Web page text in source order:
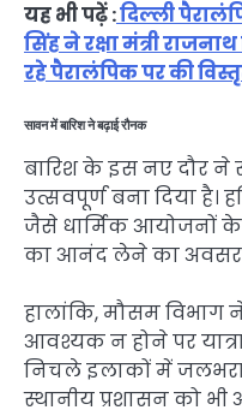
यह भी पढ़ें :दिल्ली
सिंह ने रक्षा मंत्री
रहे पैरालंपिक पर की
सावन में बारिश ने बढ़ाई रौनक
बारिश के इस नए दौर
उत्सवपूर्ण बना दिया है।
जैसे धार्मिक आयोजनों के
का आनंद लेने का अवसर
हालांकि, मौसम विभाग
आवश्यक न होने पर
निचले इलाकों में
स्थानीय प्रशासन को भी